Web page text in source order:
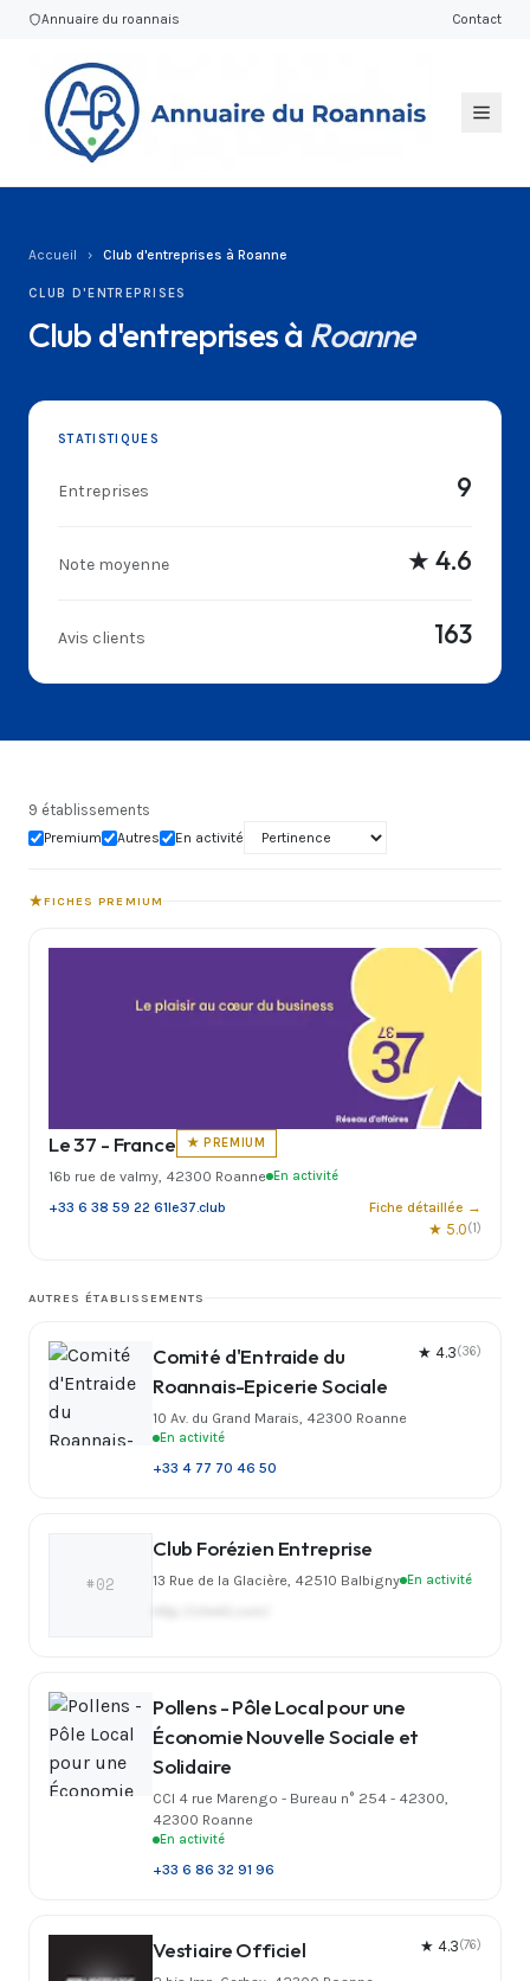
Annuaire du roannais Contact
Accueil › Club d'entreprises à Roanne
CLUB D'ENTREPRISES
Club d'entreprises à Roanne
STATISTIQUES
Entreprises 9
Note moyenne ★ 4.6
Avis clients 163
9 établissements
Premium Autres En activité
★FICHES PREMIUM
Le 37 - France ★ PREMIUM
16b rue de valmy, 42300 Roanne En activité
+33 6 38 59 22 61le37.club Fiche détaillée →
★ 5.0(1)
AUTRES ÉTABLISSEMENTS
Comité d'Entraide du
Roannais-Epicerie Sociale
10 Av. du Grand Marais, 42300 Roanne
En activité
+33 4 77 70 46 50
★ 4.3(36)
#02
Club Forézien Entreprise
13 Rue de la Glacière, 42510 Balbigny En activité
Pollens - Pôle Local pour une
Économie Nouvelle Sociale et
Solidaire
CCI 4 rue Marengo - Bureau n° 254 - 42300,
42300 Roanne
En activité
+33 6 86 32 91 96
Vestiaire Officiel ★ 4.3(76)